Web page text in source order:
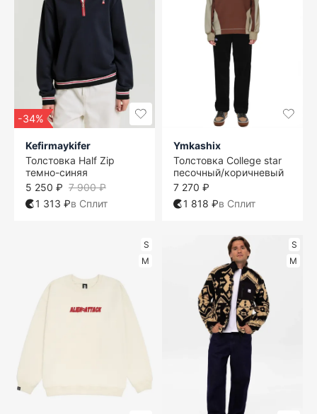
-34%
Kefirmaykifer
Толстовка Half Zip
темно-синяя
7 900 ₽
5 250 ₽
1 313 ₽в Сплит
Ymkashix
Толстовка College star
песочный/коричневый
7 270 ₽
1 818 ₽в Сплит
S
M
S
M